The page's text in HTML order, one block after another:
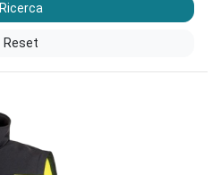
Ricerca
Reset